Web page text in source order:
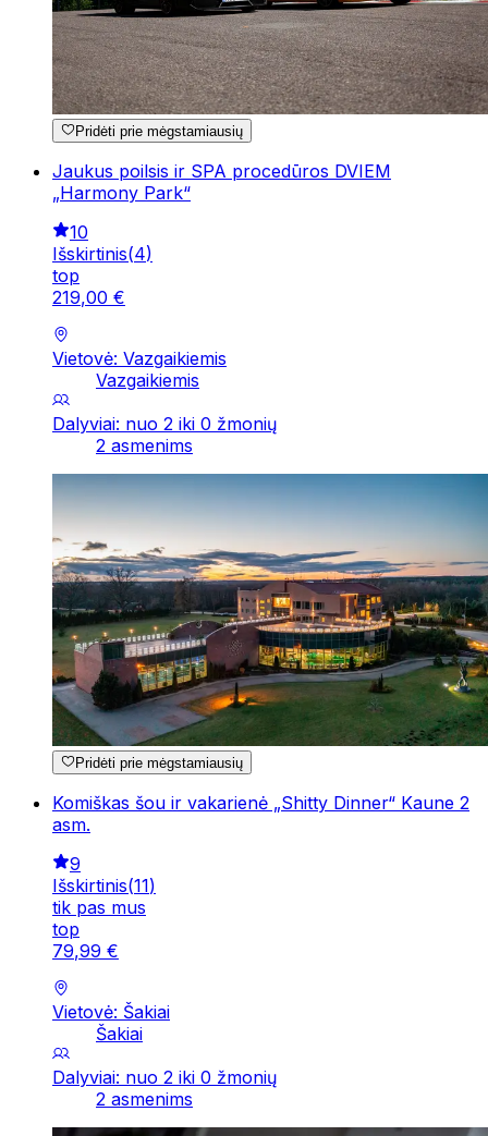
Pridėti prie mėgstamiausių
Jaukus poilsis ir SPA procedūros DVIEM
„Harmony Park“
10
Išskirtinis(4)
top
219,00 €
Vietovė: Vazgaikiemis
Vazgaikiemis
Dalyviai: nuo 2 iki 0 žmonių
2 asmenims
Pridėti prie mėgstamiausių
Komiškas šou ir vakarienė „Shitty Dinner“ Kaune 2
asm.
9
Išskirtinis(11)
tik pas mus
top
79,99 €
Vietovė: Šakiai
Šakiai
Dalyviai: nuo 2 iki 0 žmonių
2 asmenims